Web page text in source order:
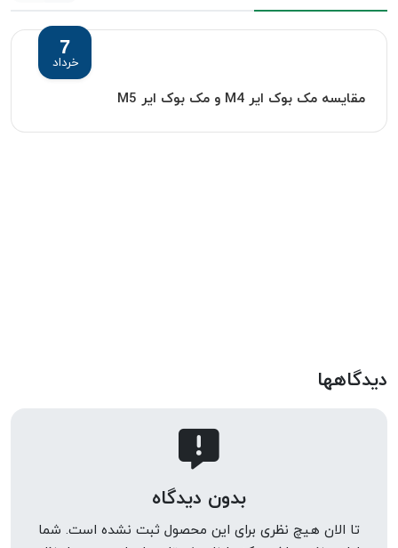
7
خرداد
مقایسه مک بوک ایر M4 و مک بوک ایر M5
دیدگاهها
بدون دیدگاه
تا الان هیچ نظری برای این محصول ثبت نشده است. شما